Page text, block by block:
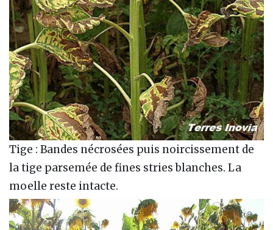
Tige : Bandes nécrosées puis noircissement de
la tige parsemée de fines stries blanches. La
moelle reste intacte.